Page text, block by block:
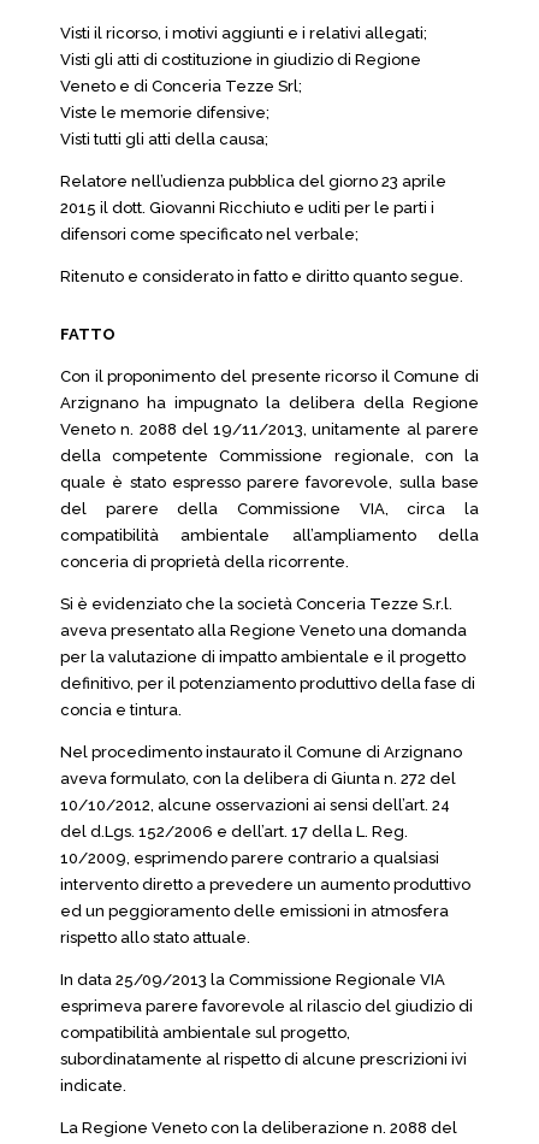
Visti il ricorso, i motivi aggiunti e i relativi allegati;
Visti gli atti di costituzione in giudizio di Regione
Veneto e di Conceria Tezze Srl;
Viste le memorie difensive;
Visti tutti gli atti della causa;
Relatore nell’udienza pubblica del giorno 23 aprile
2015 il dott. Giovanni Ricchiuto e uditi per le parti i
difensori come specificato nel verbale;
Ritenuto e considerato in fatto e diritto quanto segue.
FATTO
Con il proponimento del presente ricorso il Comune di
Arzignano ha impugnato la delibera della Regione
Veneto n. 2088 del 19/11/2013, unitamente al parere
della competente Commissione regionale, con la
quale è stato espresso parere favorevole, sulla base
del parere della Commissione VIA, circa la
compatibilità ambientale all’ampliamento della
conceria di proprietà della ricorrente.
Si è evidenziato che la società Conceria Tezze S.r.l.
aveva presentato alla Regione Veneto una domanda
per la valutazione di impatto ambientale e il progetto
definitivo, per il potenziamento produttivo della fase di
concia e tintura.
Nel procedimento instaurato il Comune di Arzignano
aveva formulato, con la delibera di Giunta n. 272 del
10/10/2012, alcune osservazioni ai sensi dell’art. 24
del d.Lgs. 152/2006 e dell’art. 17 della L. Reg.
10/2009, esprimendo parere contrario a qualsiasi
intervento diretto a prevedere un aumento produttivo
ed un peggioramento delle emissioni in atmosfera
rispetto allo stato attuale.
In data 25/09/2013 la Commissione Regionale VIA
esprimeva parere favorevole al rilascio del giudizio di
compatibilità ambientale sul progetto,
subordinatamente al rispetto di alcune prescrizioni ivi
indicate.
La Regione Veneto con la deliberazione n. 2088 del